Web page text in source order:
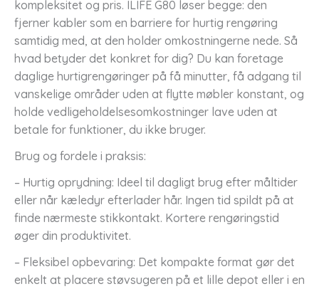
kompleksitet og pris. ILIFE G80 løser begge: den
fjerner kabler som en barriere for hurtig rengøring
samtidig med, at den holder omkostningerne nede. Så
hvad betyder det konkret for dig? Du kan foretage
daglige hurtigrengøringer på få minutter, få adgang til
vanskelige områder uden at flytte møbler konstant, og
holde vedligeholdelsesomkostninger lave uden at
betale for funktioner, du ikke bruger.
Brug og fordele i praksis:
– Hurtig oprydning: Ideel til dagligt brug efter måltider
eller når kæledyr efterlader hår. Ingen tid spildt på at
finde nærmeste stikkontakt. Kortere rengøringstid
øger din produktivitet.
– Fleksibel opbevaring: Det kompakte format gør det
enkelt at placere støvsugeren på et lille depot eller i en